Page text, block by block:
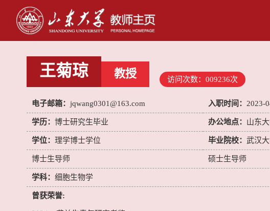
王菊琼 教授 访问次数： 009236次
电子邮箱： jqwang0301@163.com 入职时间： 2023-
学历： 博士研究生毕业 办公地点： 山东
学位： 理学博士学位 毕业院校： 武汉
博士生导师 硕士生导师
学科： 细胞生物学
曾获荣誉: